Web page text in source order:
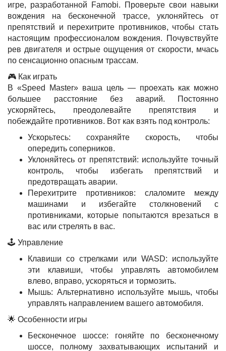
игре, разработанной Famobi. Проверьте свои навыки
вождения на бесконечной трассе, уклоняйтесь от
препятствий и перехитрите противников, чтобы стать
настоящим профессионалом вождения. Почувствуйте
рев двигателя и острые ощущения от скорости, мчась
по сенсационно опасным трассам.
🎮 Как играть
В «Speed Master» ваша цель — проехать как можно
большее расстояние без аварий. Постоянно
ускоряйтесь, преодолевайте препятствия и
побеждайте противников. Вот как взять под контроль:
Ускорьтесь: сохраняйте скорость, чтобы
опередить соперников.
Уклоняйтесь от препятствий: используйте точный
контроль, чтобы избегать препятствий и
предотвращать аварии.
Перехитрите противников: слаломите между
машинами и избегайте столкновений с
противниками, которые попытаются врезаться в
вас или стрелять в вас.
🕹️ Управление
Клавиши со стрелками или WASD: используйте
эти клавиши, чтобы управлять автомобилем
влево, вправо, ускоряться и тормозить.
Мышь: Альтернативно используйте мышь, чтобы
управлять направлением вашего автомобиля.
🌟 Особенности игры
Бесконечное шоссе: гоняйте по бесконечному
шоссе, полному захватывающих испытаний и